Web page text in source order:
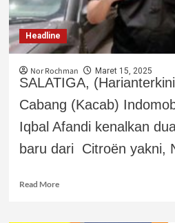
Headline
Nor Rochman Maret 15, 2025
SALATIGA,
Cabang (Kacab)
Iqbal Afandi kenalkan
baru dari Citroën yakni,
Read More